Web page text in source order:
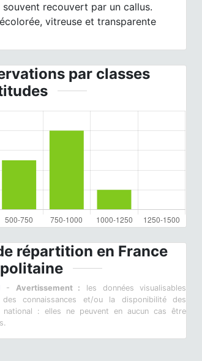
recouvert par un callus.
vitreuse et transparente
par classes
répartition en France
- Avertissement : les données visualisables
connaissances et/ou la disponibilité des
national : elles ne peuvent en aucun cas être